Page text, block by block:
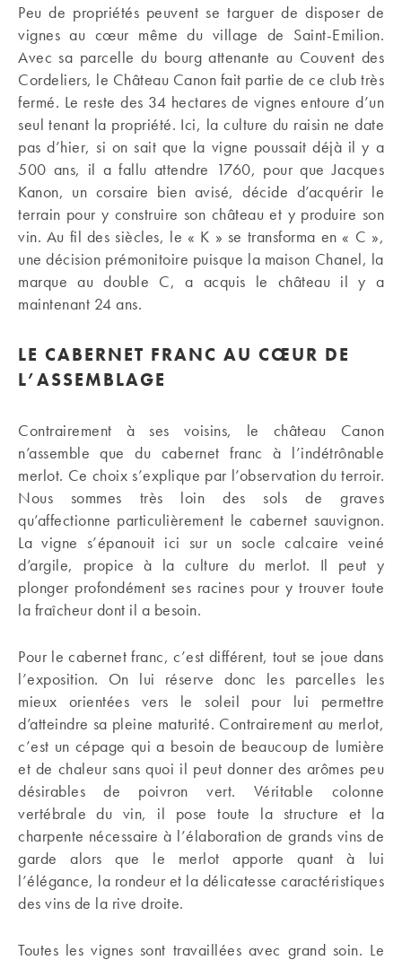
Peu de propriétés peuvent se targuer de disposer de
vignes au cœur même du village de Saint-Emilion.
Avec sa parcelle du bourg attenante au Couvent des
Cordeliers, le Château Canon fait partie de ce club très
fermé. Le reste des 34 hectares de vignes entoure d’un
seul tenant la propriété. Ici, la culture du raisin ne date
pas d’hier, si on sait que la vigne poussait déjà il y a
500 ans, il a fallu attendre 1760, pour que Jacques
Kanon, un corsaire bien avisé, décide d’acquérir le
terrain pour y construire son château et y produire son
vin. Au fil des siècles, le « K » se transforma en « C »,
une décision prémonitoire puisque la maison Chanel, la
marque au double C, a acquis le château il y a
maintenant 24 ans.
LE CABERNET FRANC AU CŒUR DE
L’ASSEMBLAGE
Contrairement à ses voisins, le château Canon
n’assemble que du cabernet franc à l’indétrônable
merlot. Ce choix s’explique par l’observation du terroir.
Nous sommes très loin des sols de graves
qu’affectionne particulièrement le cabernet sauvignon.
La vigne s’épanouit ici sur un socle calcaire veiné
d’argile, propice à la culture du merlot. Il peut y
plonger profondément ses racines pour y trouver toute
la fraîcheur dont il a besoin.
Pour le cabernet franc, c’est différent, tout se joue dans
l’exposition. On lui réserve donc les parcelles les
mieux orientées vers le soleil pour lui permettre
d’atteindre sa pleine maturité. Contrairement au merlot,
c’est un cépage qui a besoin de beaucoup de lumière
et de chaleur sans quoi il peut donner des arômes peu
désirables de poivron vert. Véritable colonne
vertébrale du vin, il pose toute la structure et la
charpente nécessaire à l’élaboration de grands vins de
garde alors que le merlot apporte quant à lui
l’élégance, la rondeur et la délicatesse caractéristiques
des vins de la rive droite.
Toutes les vignes sont travaillées avec grand soin. Le